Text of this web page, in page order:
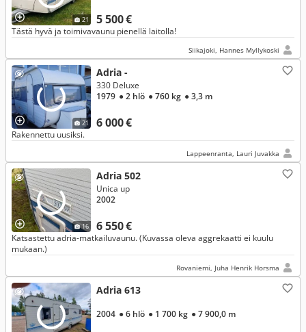
21 5 500 €
Tästä hyvä ja toimivavaunu pienellä laitolla!
Siikajoki, Hannes Myllykoski
21
Adria -
6 000 €
330 Deluxe
1979 ● 2 hlö ● 760 kg ● 3,3 m
Rakennettu uusiksi.
Lappeenranta, Lauri Juvakka
16
Adria 502
6 550 €
Unica up
2002
Katsastettu adria-matkailuvaunu. (Kuvassa oleva aggrekaatti ei kuulu
mukaan.)
Rovaniemi, Juha Henrik Horsma
Adria 613
2004 ● 6 hlö ● 1 700 kg ● 7 900,0 m